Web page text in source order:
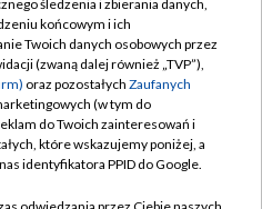
Reklamy
Handlowa
ogłoszenia
w TVP
zgody
reklamy
śledzenia i zbierania danych,
końcowym i ich
Twoich danych osobowych przez
(zwaną dalej również „TVP”),
oraz pozostałych Zaufanych
(w tym do
do Twoich zainteresowań i
które wskazujemy poniżej, a
identyfikatora PPID do Google.